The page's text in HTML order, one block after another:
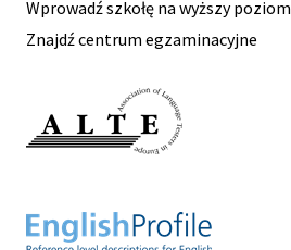
Wprowadź szkołę na wyższy poziom
Znajdź centrum egzaminacyjne